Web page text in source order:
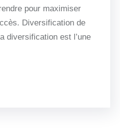
pour maximiser
Diversification de
diversification est l’une